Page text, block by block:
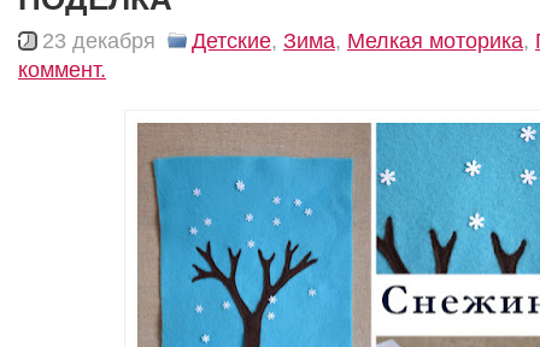
23 декабря Детские, Зима, Мелкая моторика,
коммент.